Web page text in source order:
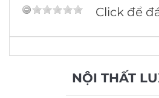
Click để
NỘI THẤT